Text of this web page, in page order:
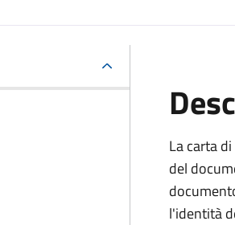
La carta
del
l'identità